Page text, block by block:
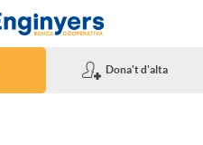
Dona't d'alta